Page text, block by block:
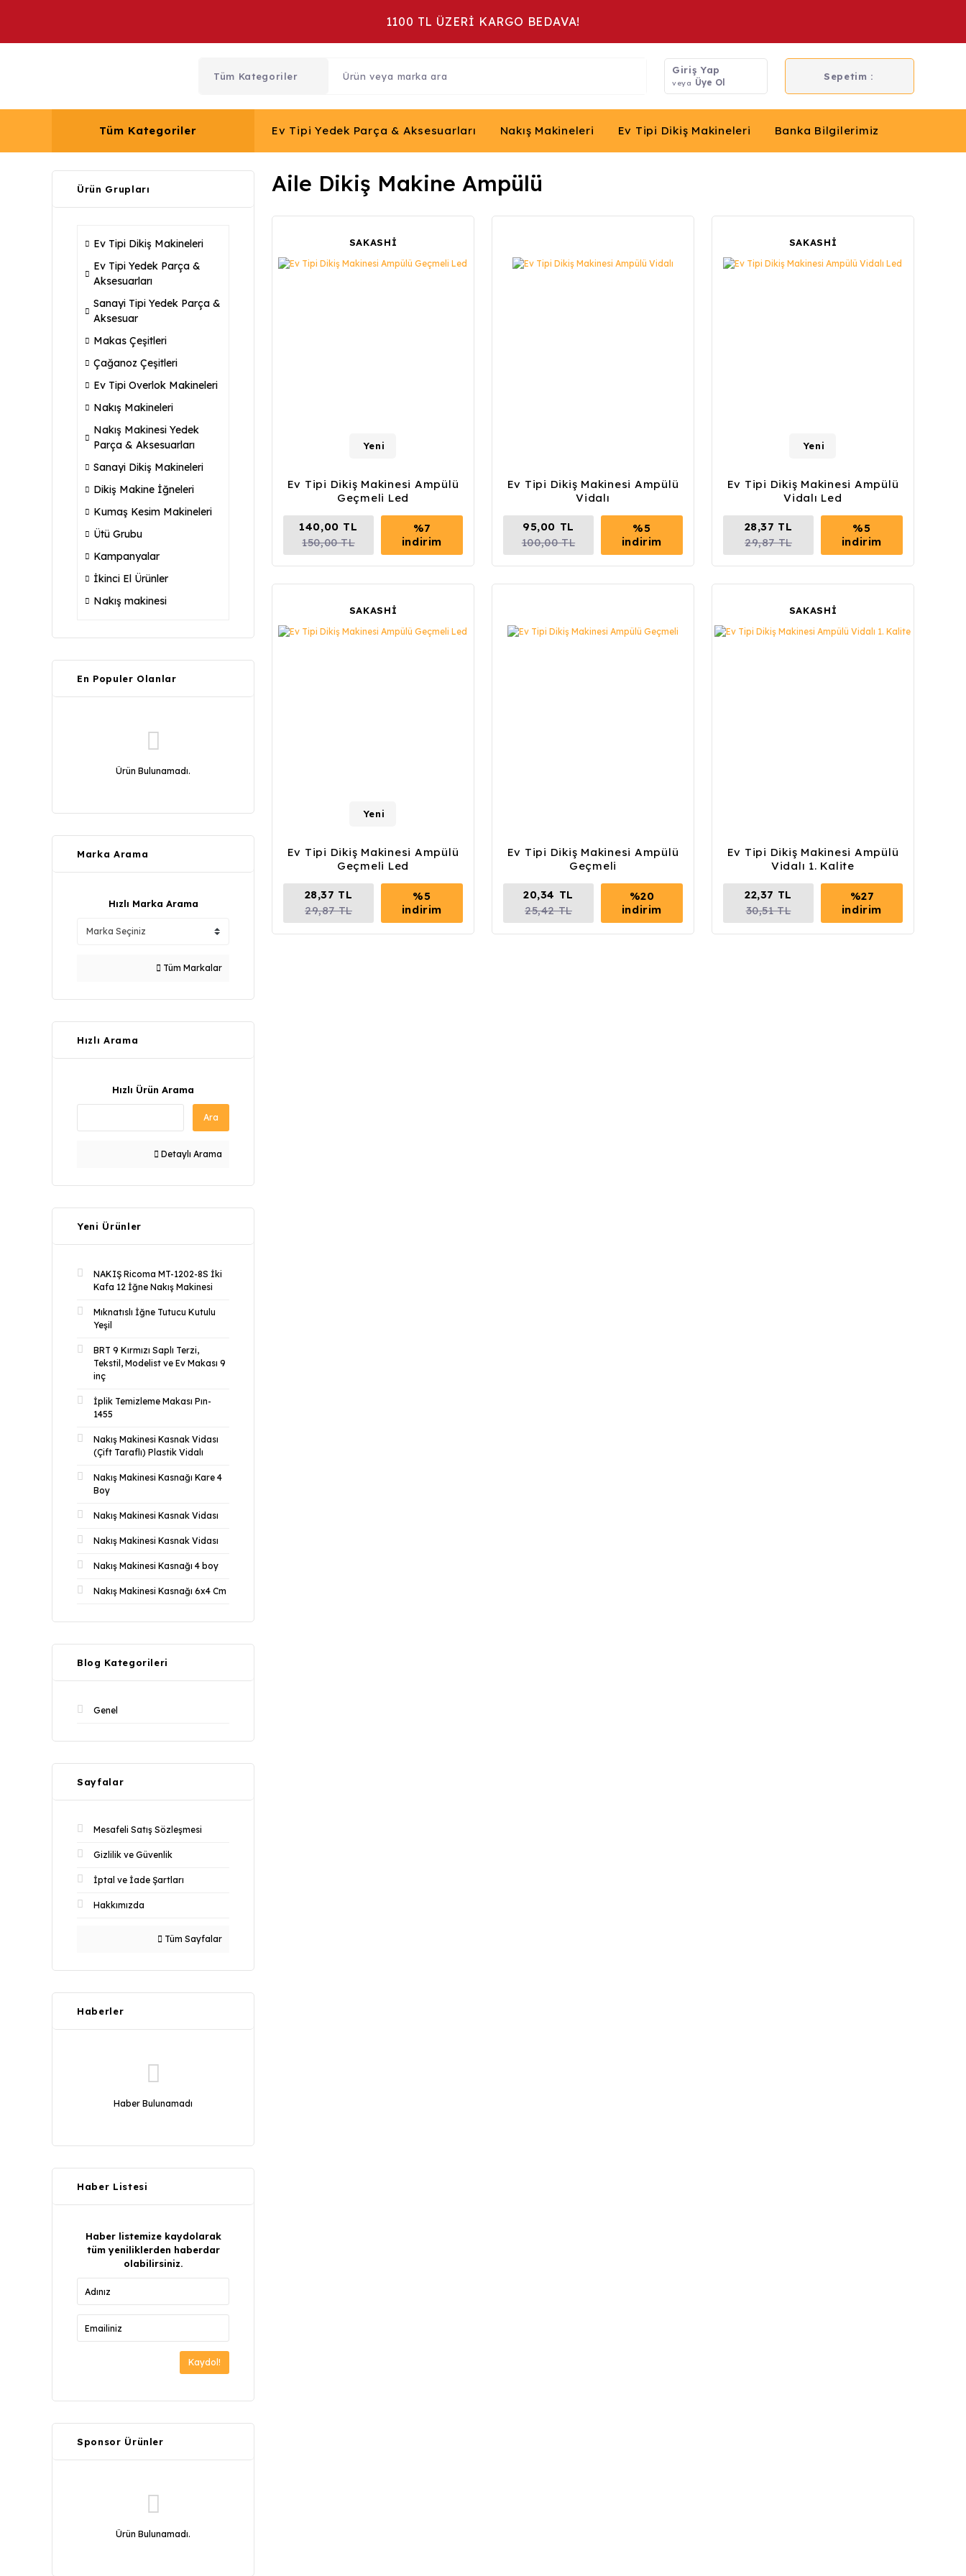
1100 TL ÜZERİ KARGO BEDAVA!
Giriş Yap
veya Üye Ol
Sepetim :
Tüm Kategoriler Ev Tipi Yedek Parça & Aksesuarları Nakış Makineleri Ev Tipi Dikiş Makineleri Banka Bilgilerimiz
Ürün Grupları
Ev Tipi Dikiş Makineleri
Ev Tipi Yedek Parça &
Aksesuarları
Sanayi Tipi Yedek Parça &
Aksesuar
Makas Çeşitleri
Çağanoz Çeşitleri
Ev Tipi Overlok Makineleri
Nakış Makineleri
Nakış Makinesi Yedek
Parça & Aksesuarları
Sanayi Dikiş Makineleri
Dikiş Makine İğneleri
Kumaş Kesim Makineleri
Ütü Grubu
Kampanyalar
İkinci El Ürünler
Nakış makinesi
En Populer Olanlar
Ürün Bulunamadı.
Marka Arama
Hızlı Marka Arama
Tüm Markalar
Hızlı Arama
Hızlı Ürün Arama
Ara
Detaylı Arama
Yeni Ürünler
NAKIŞ Ricoma MT-1202-8S İki
Kafa 12 İğne Nakış Makinesi
Mıknatıslı İğne Tutucu Kutulu
Yeşil
BRT 9 Kırmızı Saplı Terzi,
Tekstil, Modelist ve Ev Makası 9
inç
İplik Temizleme Makası Pın-
1455
Nakış Makinesi Kasnak Vidası
(Çift Taraflı) Plastik Vidalı
Nakış Makinesi Kasnağı Kare 4
Boy
Nakış Makinesi Kasnak Vidası
Nakış Makinesi Kasnak Vidası
Nakış Makinesi Kasnağı 4 boy
Nakış Makinesi Kasnağı 6x4 Cm
Blog Kategorileri
Genel
Sayfalar
Mesafeli Satış Sözleşmesi
Gizlilik ve Güvenlik
İptal ve İade Şartları
Hakkımızda
Tüm Sayfalar
Haberler
Haber Bulunamadı
Haber Listesi
Haber listemize kaydolarak
tüm yeniliklerden haberdar
olabilirsiniz.
Kaydol!
Sponsor Ürünler
Ürün Bulunamadı.
Aile Dikiş Makine Ampülü
SAKASHİ
Yeni
Ev Tipi Dikiş Makinesi Ampülü
Geçmeli Led
140,00 TL
150,00 TL
%7
indirim
Ev Tipi Dikiş Makinesi Ampülü
Vidalı
95,00 TL
100,00 TL
%5
indirim
SAKASHİ
Yeni
Ev Tipi Dikiş Makinesi Ampülü
Vidalı Led
28,37 TL
29,87 TL
%5
indirim
SAKASHİ
Yeni
Ev Tipi Dikiş Makinesi Ampülü
Geçmeli Led
28,37 TL
29,87 TL
%5
indirim
Ev Tipi Dikiş Makinesi Ampülü
Geçmeli
20,34 TL
25,42 TL
%20
indirim
SAKASHİ
Ev Tipi Dikiş Makinesi Ampülü
Vidalı 1. Kalite
22,37 TL
30,51 TL
%27
indirim